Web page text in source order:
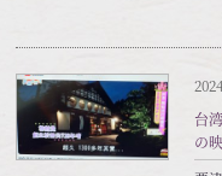
台
の